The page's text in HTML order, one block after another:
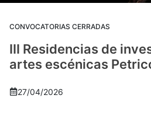
CONVOCATORIAS CERRADAS
III Residencias de
artes escénicas
27/04/2026